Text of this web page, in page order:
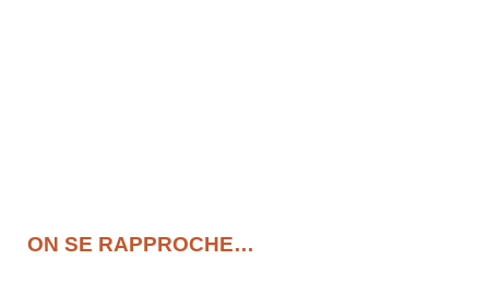
ON SE RAPPROCHE…